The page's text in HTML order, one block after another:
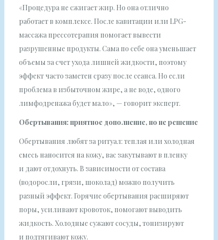
«Процедура не сжигает жир. Но она отлично
работает в комплексе. После кавитации или LPG-
массажа прессотерапия помогает вывести
разрушенные продукты. Сама по себе она уменьшает
объемы за счет ухода лишней жидкости, поэтому
эффект часто заметен сразу после сеанса. Но если
проблема в избыточном жире, а не воде, одного
лимфодренажа будет мало», — говорит эксперт.
Обертывания: приятное дополнение, но не решение
Обертывания любят за ритуал: теплая или холодная
смесь наносится на кожу, вас закутывают в пленку
и дают отдохнуть. В зависимости от состава
(водоросли, грязи, шоколад) можно получить
разный эффект. Горячие обертывания расширяют
поры, усиливают кровоток, помогают выводить
жидкость. Холодные сужают сосуды, тонизируют
и подтягивают кожу.